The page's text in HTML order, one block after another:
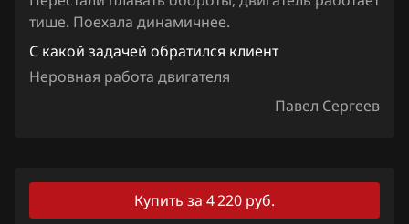
Iran Khodro
Isuzu
тише. Поехала динамичнее.
С какой задачей обратился клиент
Неровная работа двигателя
Павел Сергеев
Купить за 4 220 руб.